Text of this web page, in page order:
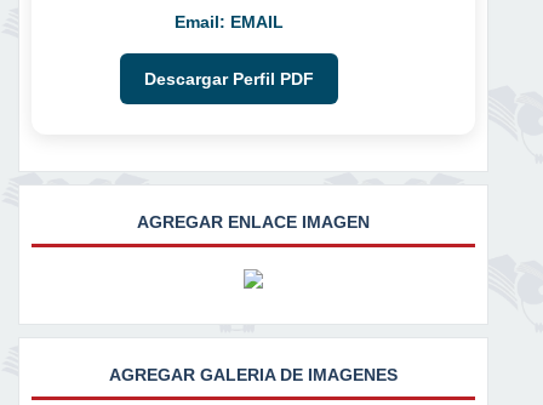
Email: EMAIL
Descargar Perfil PDF
AGREGAR ENLACE IMAGEN
AGREGAR GALERIA DE IMAGENES